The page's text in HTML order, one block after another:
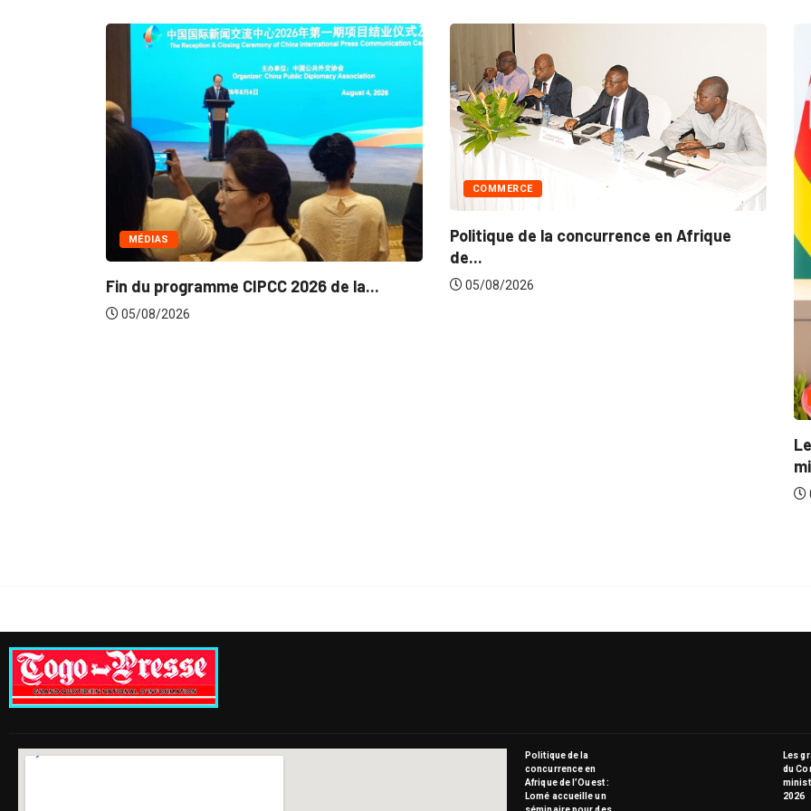
MÉDIAS
Fin du programme CIPCC 2026 de la...
05/08/2026
COMMERCE
Politique de la concurrence en Afrique
de...
05/08/2026
Politique de la
concurrence en
Afrique de l’Ouest :
Lomé accueille un
Les
du
2026